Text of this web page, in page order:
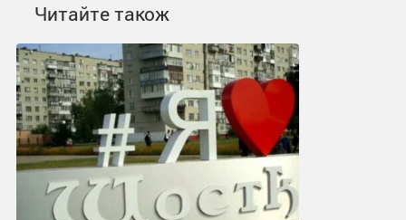
Читайте також